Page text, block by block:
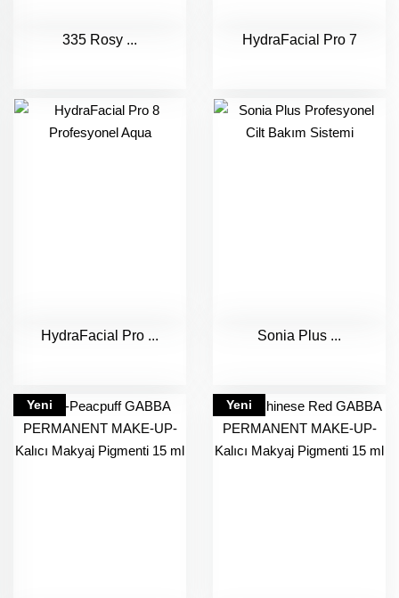
335 Rosy ... HydraFacial Pro 7
HydraFacial Pro ... Sonia Plus ...
Yeni Yeni